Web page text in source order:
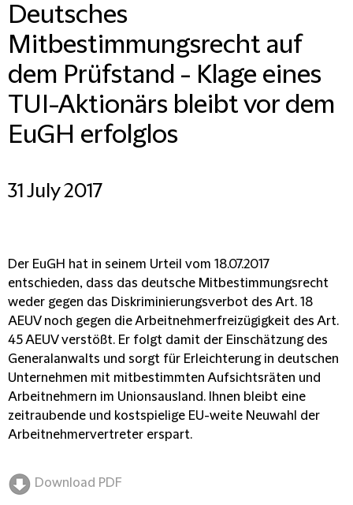
Deutsches
Mitbestimmungsrecht auf
dem Prüfstand - Klage eines
TUI-Aktionärs bleibt vor dem
EuGH erfolglos
31 July 2017
Der EuGH hat in seinem Urteil vom 18.07.2017
entschieden, dass das deutsche Mitbestimmungsrecht
weder gegen das Diskriminierungsverbot des Art. 18
AEUV noch gegen die Arbeitnehmerfreizügigkeit des Art.
45 AEUV verstößt. Er folgt damit der Einschätzung des
Generalanwalts und sorgt für Erleichterung in deutschen
Unternehmen mit mitbestimmten Aufsichtsräten und
Arbeitnehmern im Unionsausland. Ihnen bleibt eine
zeitraubende und kostspielige EU-weite Neuwahl der
Arbeitnehmervertreter erspart.
Download PDF